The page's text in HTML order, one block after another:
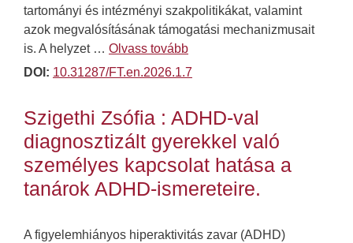
tartományi és intézményi szakpolitikákat, valamint
azok megvalósításának támogatási mechanizmusait
is. A helyzet … Olvass tovább
DOI: 10.31287/FT.en.2026.1.7
Szigethi Zsófia : ADHD-val
diagnosztizált gyerekkel való
személyes kapcsolat hatása a
tanárok ADHD-ismereteire.
A figyelemhiányos hiperaktivitás zavar (ADHD)